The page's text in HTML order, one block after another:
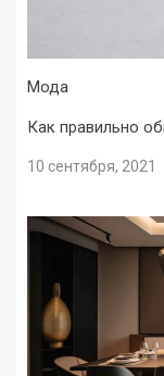
Мода
Как правильно
10 сентября, 2021